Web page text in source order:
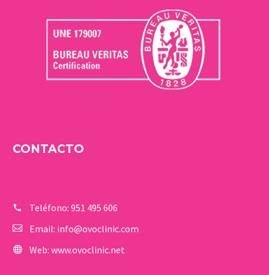
CONTACTO
Teléfono: 951 495 606
Email: info@ovoclinic.com
Web: www.ovoclinic.net